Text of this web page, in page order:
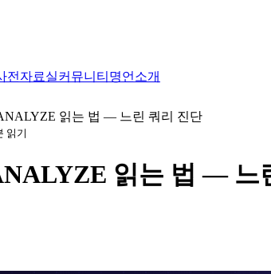
전 자료실커뮤니티 명언 소개
읽는 법 — 느린 쿼리 진단
읽기
읽는 법 — 느